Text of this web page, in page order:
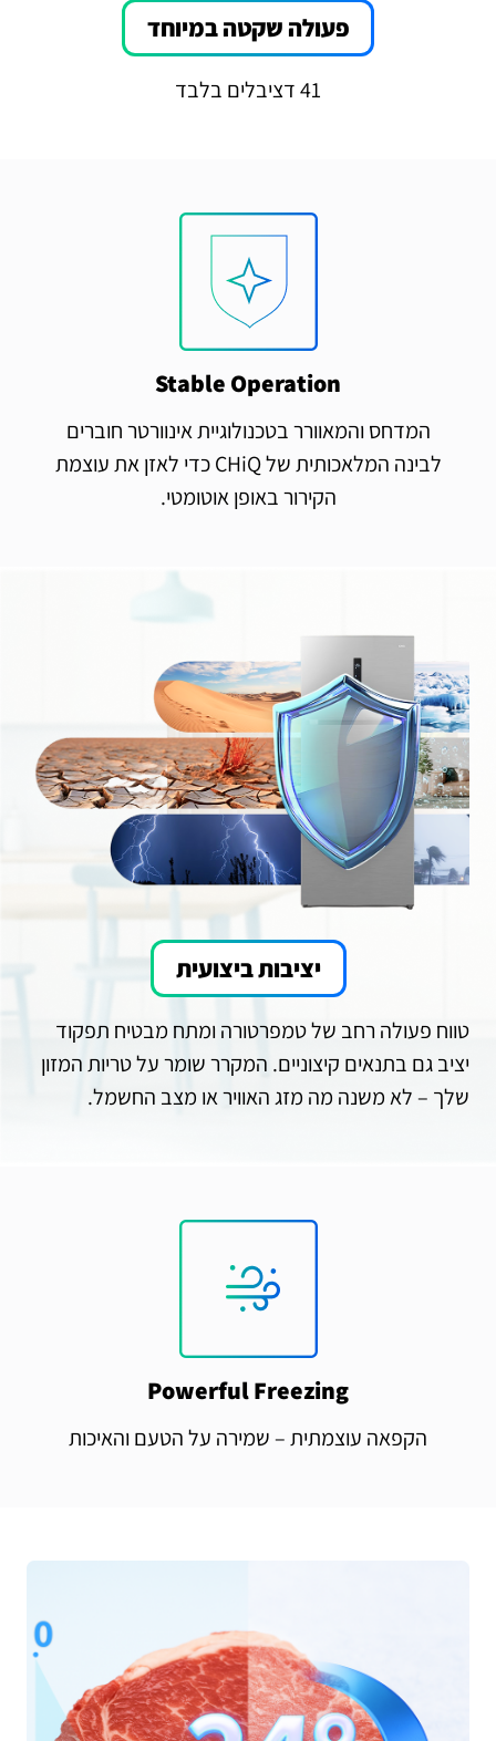
פעולה שקטה במיוחד
41 דציבלים בלבד
Stable Operation
המדחס והמאוורר בטכנולוגיית אינוורטר חוברים
לבינה המלאכותית של CHiQ כדי לאזן את עוצמת
הקירור באופן אוטומטי.
יציבות ביצועית
טווח פעולה רחב של טמפרטורה ומתח מבטיח תפקוד
יציב גם בתנאים קיצוניים. המקרר שומר על טריות המזון
שלך – לא משנה מה מזג האוויר או מצב החשמל.
Powerful Freezing
הקפאה עוצמתית – שמירה על הטעם והאיכות